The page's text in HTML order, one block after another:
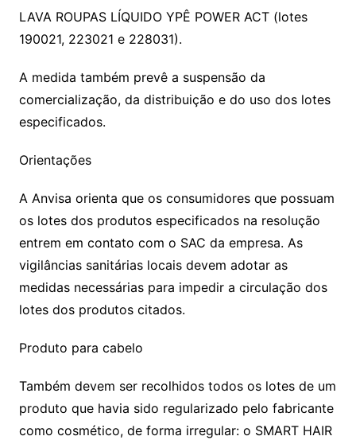
LAVA ROUPAS LÍQUIDO YPÊ POWER ACT (lotes
190021, 223021 e 228031).
A medida também prevê a suspensão da
comercialização, da distribuição e do uso dos lotes
especificados.
Orientações
A Anvisa orienta que os consumidores que possuam
os lotes dos produtos especificados na resolução
entrem em contato com o SAC da empresa. As
vigilâncias sanitárias locais devem adotar as
medidas necessárias para impedir a circulação dos
lotes dos produtos citados.
Produto para cabelo
Também devem ser recolhidos todos os lotes de um
produto que havia sido regularizado pelo fabricante
como cosmético, de forma irregular: o SMART HAIR